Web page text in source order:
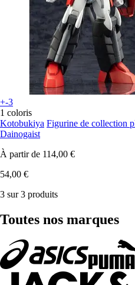
+-3
1 coloris
Kotobukiya Figurine de collection
Dainogaist
À partir de 114,00 €
54,00 €
3 sur 3 produits
Toutes nos marques